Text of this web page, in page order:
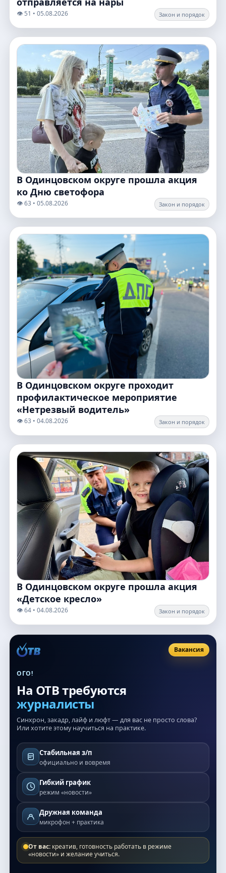
👁️ 51 • 05.08.2026 Закон и порядок
В Одинцовском округе прошла акция
ко Дню светофора
👁️ 63 • 05.08.2026 Закон и порядок
В Одинцовском округе проходит
профилактическое мероприятие
«Нетрезвый водитель»
👁️ 63 • 04.08.2026 Закон и порядок
В Одинцовском округе прошла акция
«Детское кресло»
👁️ 64 • 04.08.2026 Закон и порядок
Вакансия
ОГО!
На ОТВ требуются
журналисты
Синхрон, закадр, лайф и люфт — для вас не просто слова?
Или хотите этому научиться на практике.
Стабильная з/п
официально и вовремя
Гибкий график
режим «новости»
Дружная команда
микрофон + практика
От вас: креатив, готовность работать в режиме
«новости» и желание учиться.